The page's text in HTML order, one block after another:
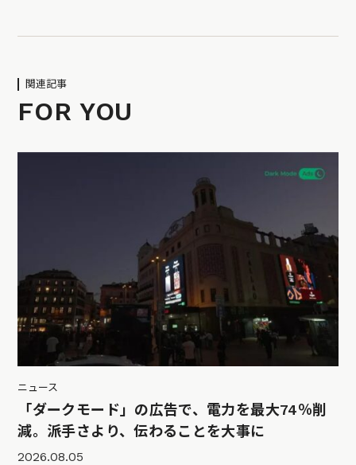
関連記事
FOR YOU
ニュース
「ダークモード」の広告で、電力を最大74％削
減。派手さより、伝わることを大事に
2026.08.05